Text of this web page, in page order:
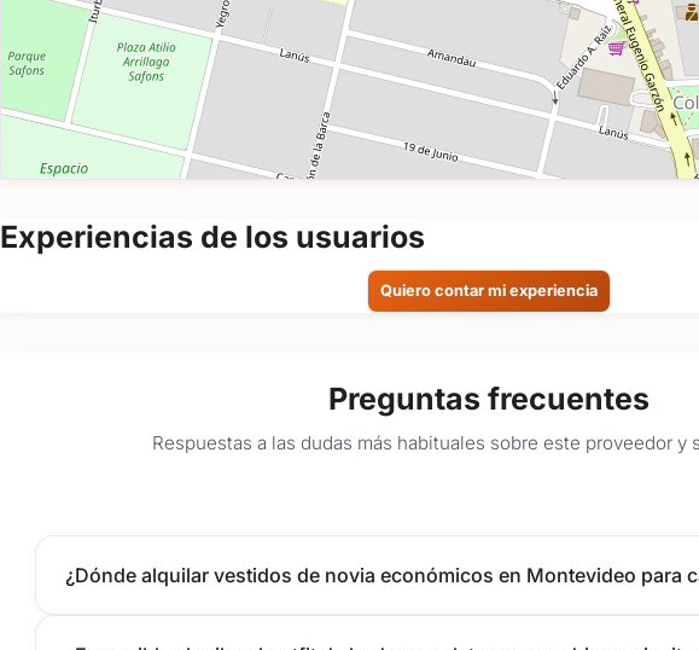
Experiencias de los usuarios
Quiero contar mi experiencia
Preguntas frecuentes
Respuestas a las dudas más habituales sobre este proveedor y
¿Dónde alquilar vestidos de novia económicos en Montevideo para